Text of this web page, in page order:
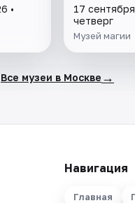
•
17
четверг
Музей магии
Все музеи в Москве →
Навигация
Главная